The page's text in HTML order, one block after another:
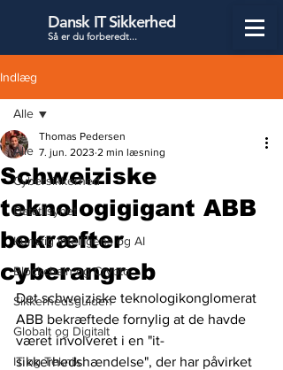
Dansk IT Sikkerhed
Så er du forberedt...
Indlæg
Alle
Cybersikkerhed
Datatilsynet
Kunstig Intelligens og AI
Blockchain og Crypto
Sikkerhedsguiden
Globalt og Digitalt
IT og Teknik
Alle
Schweiziske
teknologigigant ABB
bekræfter
cyberangreb
Thomas Pedersen
7. jun. 2023 2 min læsning
Det schweiziske teknologikonglomerat
ABB bekræftede fornylig at de havde
været involveret i en "it-
sikkerhedshændelse", der har påvirket